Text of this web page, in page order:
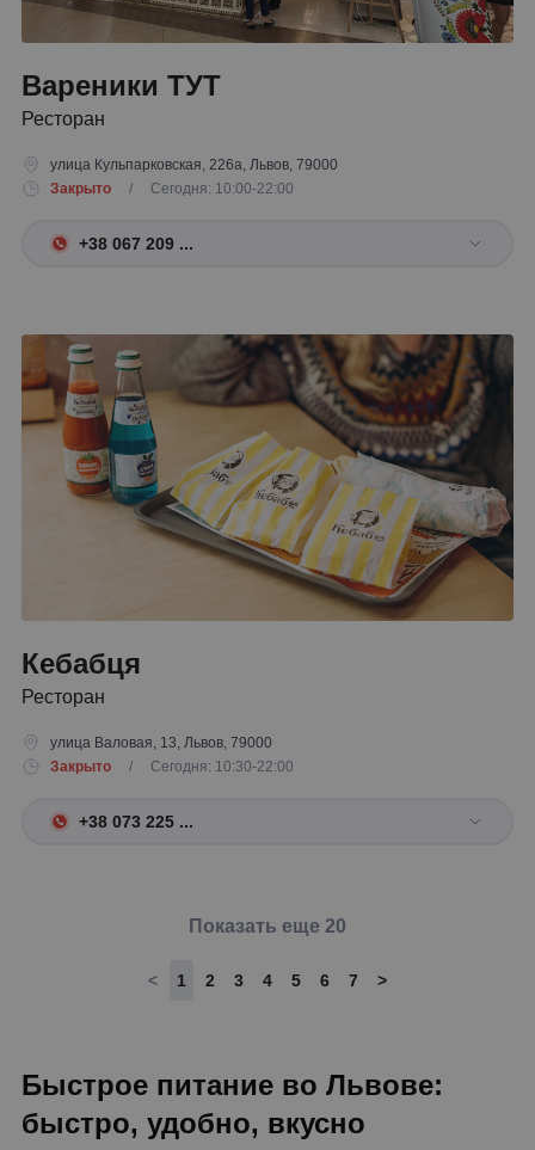
Вареники ТУТ
Ресторан
улица Кульпарковская, 226а, Львов, 79000
Закрыто
/ Сегодня: 10:00-22:00
+38 067 209 ...
Кебабця
Ресторан
улица Валовая, 13, Львов, 79000
Закрыто
/ Сегодня: 10:30-22:00
+38 073 225 ...
Показать еще 20
< 1 2 3 4 5 6 7 >
Быстрое питание во Львове:
быстро, удобно, вкусно